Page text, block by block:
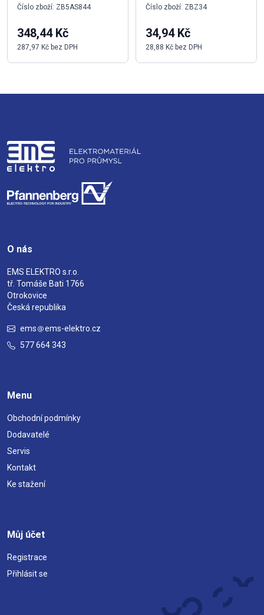
Číslo zboží: ZB5AS844
348,44 Kč
287,97 Kč bez DPH
Číslo zboží: ZBZ34
34,94 Kč
28,88 Kč bez DPH
O nás
EMS ELEKTRO s.r.o.
tř. Tomáše Bati 1766
Otrokovice
Česká republika
ems
ems-elektro.cz
577 664 343
Menu
Obchodní podmínky
Dodavatelé
Servis
Kontakt
Ke stažení
Můj účet
Registrace
Přihlásit se